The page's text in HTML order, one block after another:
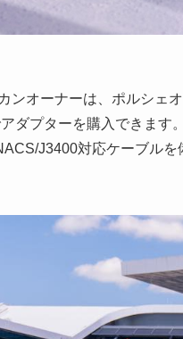
オーナーは、ポルシェ
ダプターを購入できます
J3400対応ケーブル